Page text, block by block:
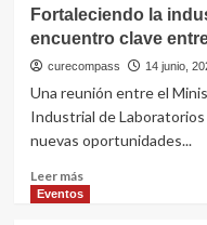
comex
por
1.150
millones
gana
el
Eikon
Azul
su
campaña
Asuntos
Públicos
Fortaleciendo la
encuentro clave
curecompass 14 junio,
Una reunión entre el
Industrial de
nuevas oportunidades...
Leer másLeer
más
Eventos